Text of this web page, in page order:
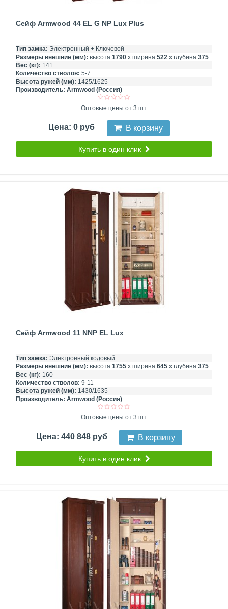
Сейф Armwood 44 EL G NP Lux Plus
Тип замка: Электронный + Ключевой
Размеры внешние (мм): высота 1790 х ширина 522 х глубина 375
Вес (кг): 141
Количество стволов: 5-7
Высота ружей (мм): 1425/1625
Производитель: Armwood (Россия)
Оптовые цены от 3 шт.
Цена: 0 руб В корзину
Купить в один клик
Сейф Armwood 11 NNP EL Lux
Тип замка: Электронный кодовый
Размеры внешние (мм): высота 1755 х ширина 645 х глубина 375
Вес (кг): 160
Количество стволов: 9-11
Высота ружей (мм): 1430/1635
Производитель: Armwood (Россия)
Оптовые цены от 3 шт.
Цена: 440 848 руб В корзину
Купить в один клик